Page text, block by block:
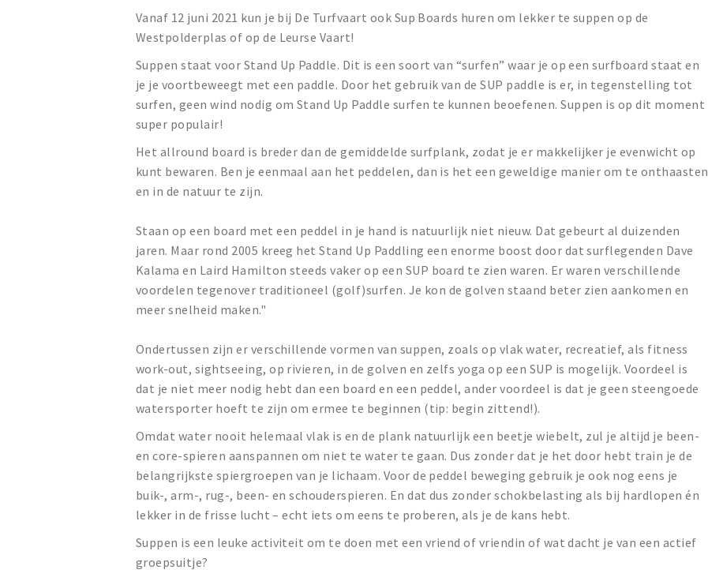
Vanaf 12 juni 2021 kun je bij De Turfvaart ook Sup Boards huren om lekker te suppen op de
Westpolderplas of op de Leurse Vaart!
Suppen staat voor Stand Up Paddle. Dit is een soort van “surfen” waar je op een surfboard staat en
je je voortbeweegt met een paddle. Door het gebruik van de SUP paddle is er, in tegenstelling tot
surfen, geen wind nodig om Stand Up Paddle surfen te kunnen beoefenen. Suppen is op dit moment
super populair!
Het allround board is breder dan de gemiddelde surfplank, zodat je er makkelijker je evenwicht op
kunt bewaren. Ben je eenmaal aan het peddelen, dan is het een geweldige manier om te onthaasten
en in de natuur te zijn.
Staan op een board met een peddel in je hand is natuurlijk niet nieuw. Dat gebeurt al duizenden
jaren. Maar rond 2005 kreeg het Stand Up Paddling een enorme boost door dat surflegenden Dave
Kalama en Laird Hamilton steeds vaker op een SUP board te zien waren. Er waren verschillende
voordelen tegenover traditioneel (golf)surfen. Je kon de golven staand beter zien aankomen en
meer snelheid maken."
Ondertussen zijn er verschillende vormen van suppen, zoals op vlak water, recreatief, als fitness
work-out, sightseeing, op rivieren, in de golven en zelfs yoga op een SUP is mogelijk. Voordeel is
dat je niet meer nodig hebt dan een board en een peddel, ander voordeel is dat je geen steengoede
watersporter hoeft te zijn om ermee te beginnen (tip: begin zittend!).
Omdat water nooit helemaal vlak is en de plank natuurlijk een beetje wiebelt, zul je altijd je been-
en core-spieren aanspannen om niet te water te gaan. Dus zonder dat je het door hebt train je de
belangrijkste spiergroepen van je lichaam. Voor de peddel beweging gebruik je ook nog eens je
buik-, arm-, rug-, been- en schouderspieren. En dat dus zonder schokbelasting als bij hardlopen én
lekker in de frisse lucht – echt iets om eens te proberen, als je de kans hebt.
Suppen is een leuke activiteit om te doen met een vriend of vriendin of wat dacht je van een actief
groepsuitje?